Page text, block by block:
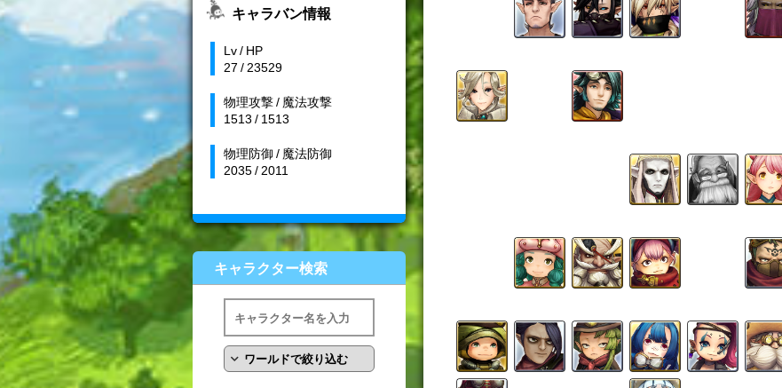
キャラバン情報
Lv / HP
27 / 23529
物理攻撃 / 魔法攻撃
1513 / 1513
物理防御 / 魔法防御
2035 / 2011
キャラクター検索